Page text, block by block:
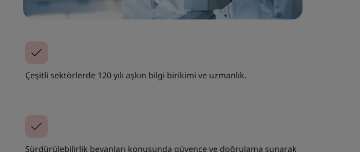
Çeşitli sektörlerde 120 yılı aşkın bilgi birikimi ve uzmanlık.
Sürdürülebilirlik beyanları konusunda güvence ve doğrulama sunarak